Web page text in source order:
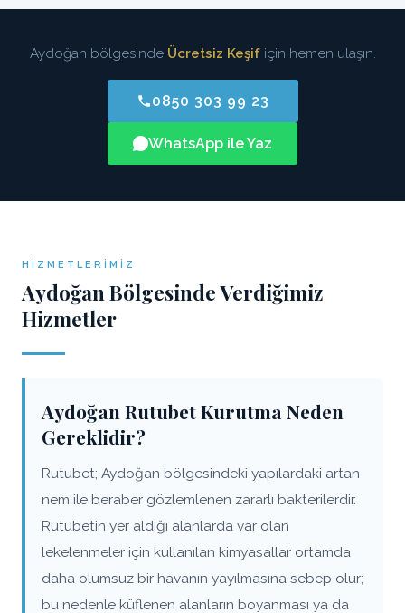
Aydoğan bölgesinde Ücretsiz Keşifiçin hemen ulaşın.
0850 303 99 23
WhatsApp ile Yaz
HIZMETLERIMIZ
Aydoğan Bölgesinde Verdiğimiz
Hizmetler
Aydoğan Rutubet Kurutma Neden
Gereklidir?
Rutubet; Aydoğan bölgesindeki yapılardaki artan
nem ile beraber gözlemlenen zararlı bakterilerdir.
Rutubetin yer aldığı alanlarda var olan
lekelenmeler için kullanılan kimyasallar ortamda
daha olumsuz bir havanın yayılmasına sebep olur;
bu nedenle küflenen alanların boyanması ya da